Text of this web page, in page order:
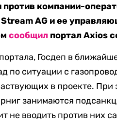
против компании-
Stream AG и ее
сообщил портал Axios
Госдеп в
по ситуации с
в проекте. При
занимаются
не вводить против них